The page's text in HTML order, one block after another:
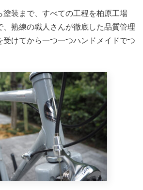
塗装まで、すべての工程を柏原工場
、熟練の職人さんが徹底した品質管理
受けてから一つ一つハンドメイドでつ